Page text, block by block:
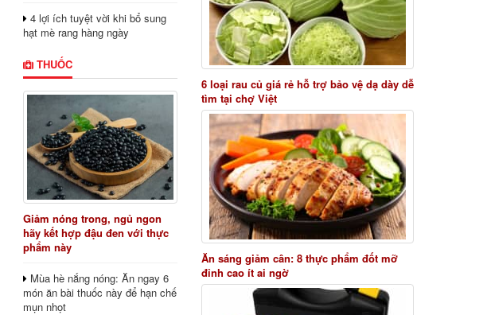
4 lợi ích tuyệt vời khi bổ sung
hạt mè rang hàng ngày
THUỐC
Giảm nóng trong, ngủ ngon
hãy kết hợp đậu đen với thực
phẩm này
Mùa hè nắng nóng: Ăn ngay 6
món ăn bài thuốc này để hạn chế
mụn nhọt
6 loại rau củ giá rẻ hỗ trợ bảo vệ dạ dày dễ
tìm tại chợ Việt
Ăn sáng giảm cân: 8 thực phẩm đốt mỡ
đỉnh cao ít ai ngờ